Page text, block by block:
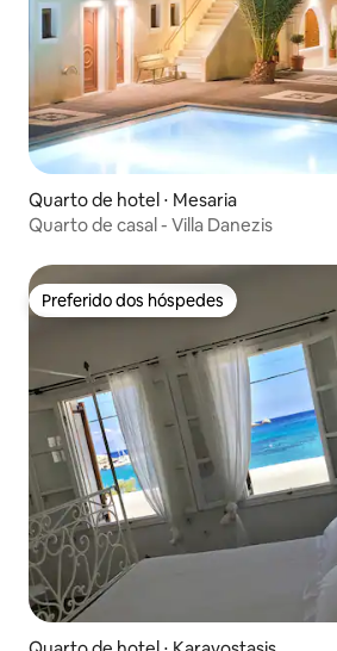
Quarto de hotel ⋅ Mesaria
Quarto de casal - Villa Danezis
Preferido dos hóspedes
Preferido dos hóspedes